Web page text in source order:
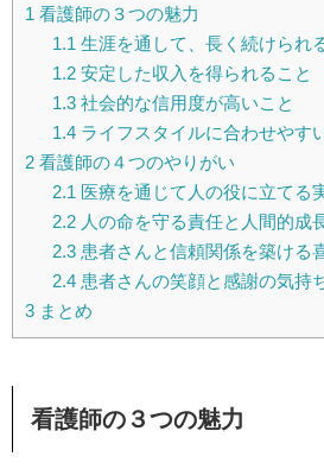
1 看護師の３つの魅力
1.1 生涯を通して、長く続けられ
1.2安定した収入を得られること
1.3社会的な信用度が高いこと
1.4ライフスタイルに合わせやす
2 看護師の４つのやりがい
2.1 医療を通じて人の役に立てる
2.2人の命を守る責任と人間的成
2.3患者さんと信頼関係を築ける
2.4患者さんの笑顔と感謝の気持
3 まとめ
看護師の３つの魅力